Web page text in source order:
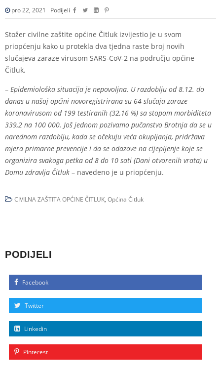
pro 22, 2021 Podijeli
Stožer civilne zaštite općine Čitluk izvijestio je u svom
priopćenju kako u protekla dva tjedna raste broj novih
slučajeva zaraze virusom SARS-CoV-2 na području općine
Čitluk.
– Epidemiološka situacija je nepovoljna. U razdoblju od 8.12. do
danas u našoj općini novoregistrirana su 64 slučaja zaraze
koronavirusom od 199 testiranih (32,16 %) sa stopom morbiditeta
339,2 na 100 000. Još jednom pozivamo pučanstvo Brotnja da se u
narednom razdoblju, kada se očekuju veća okupljanja, pridržava
mjera primarne prevencije i da se odazove na cijepljenje koje se
organizira svakoga petka od 8 do 10 sati (Dani otvorenih vrata) u
Domu zdravlja Čitluk – navedeno je u priopćenju.
CIVILNA ZAŠTITA OPĆINE ČITLUK, Općina Čitluk
PODIJELI
Facebook
Twitter
Linkedin
Pinterest